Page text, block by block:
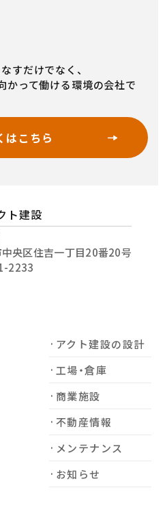
すだけでなく、
かって働ける環境の会社で
はこちら
ト建設
央区住吉一丁目20番20号
2233
アクト建設の設計
工場・倉庫
商業施設
不動産情報
メンテナンス
お知らせ